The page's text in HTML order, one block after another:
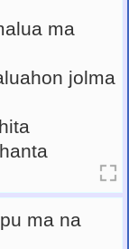
ma
jolma
ma na